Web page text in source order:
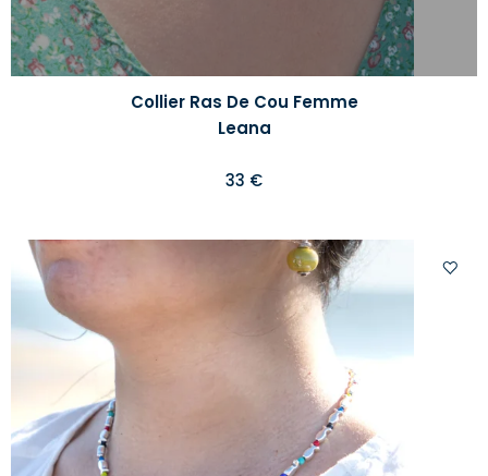
Collier Ras De Cou Femme
Leana
33 €